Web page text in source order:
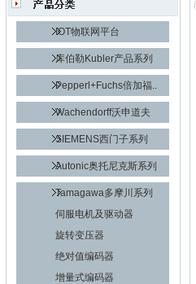
IOT物联网平台
库伯勒Kubler产品系列
Pepperl+Fuchs倍加福..
Wachendorff沃申道夫
SIEMENS西门子系列
Autonic奥托尼克斯系列
Tamagawa多摩川系列
伺服电机及驱动器
旋转变压器
绝对值编码器
增量式编码器